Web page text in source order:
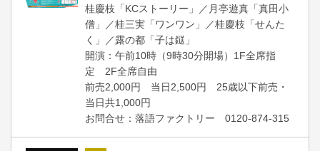
桂慶枝「KCストーリー」／月亭遊真「真田小
僧」／桂三実「ワンワン」／桂慶枝「せんた
く」／露の都「子は鎹」
開演：午前10時（9時30分開場）1F全席指
定 2F全席自由
前売2,000円 当日2,500円 25歳以下前売・
当日共1,000円
お問合せ：落語ファクトリー 0120-874-315